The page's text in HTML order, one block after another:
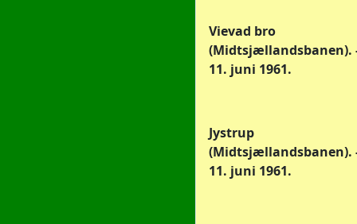
Vievad bro
(Midtsjællandsbanen).
11. juni 1961.
Jystrup
(Midtsjællandsbanen).
11. juni 1961.